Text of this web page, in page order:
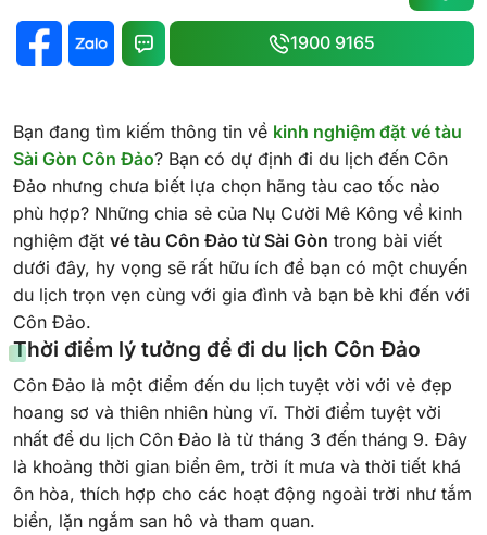
1900 9165
Bạn đang tìm kiếm thông tin về kinh nghiệm đặt vé tàu
Sài Gòn Côn Đảo? Bạn có dự định đi du lịch đến Côn
Đảo nhưng chưa biết lựa chọn hãng tàu cao tốc nào
phù hợp? Những chia sẻ của Nụ Cười Mê Kông về kinh
nghiệm đặt vé tàu Côn Đảo từ Sài Gòn trong bài viết
dưới đây, hy vọng sẽ rất hữu ích để bạn có một chuyến
du lịch trọn vẹn cùng với gia đình và bạn bè khi đến với
Côn Đảo.
Thời điểm lý tưởng để đi du lịch Côn Đảo
Côn Đảo là một điểm đến du lịch tuyệt vời với vẻ đẹp
hoang sơ và thiên nhiên hùng vĩ. Thời điểm tuyệt vời
nhất để du lịch Côn Đảo là từ tháng 3 đến tháng 9. Đây
là khoảng thời gian biển êm, trời ít mưa và thời tiết khá
ôn hòa, thích hợp cho các hoạt động ngoài trời như tắm
biển, lặn ngắm san hô và tham quan.